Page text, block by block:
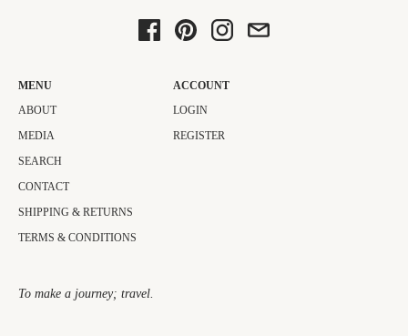
MENU
ABOUT
MEDIA
SEARCH
CONTACT
SHIPPING & RETURNS
TERMS & CONDITIONS
ACCOUNT
LOGIN
REGISTER
To make a journey; travel.​